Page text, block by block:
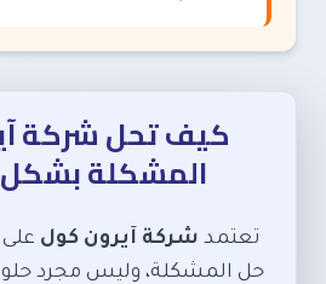
كيف تحل شركة
المشكلة بشكل
تعتمد شركة آيرون كول
حل المشكلة، وليس مجرد